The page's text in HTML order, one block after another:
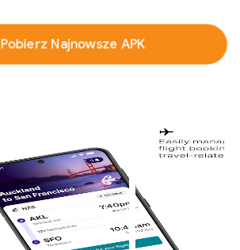
Pobierz Najnowsze APK